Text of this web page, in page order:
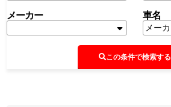
メーカー 車名
この条件で検索する